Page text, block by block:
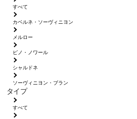
すべて
カベルネ・ソーヴィニヨン
メルロー
ピノ・ノワール
シャルドネ
ソーヴィニヨン・ブラン
タイプ
すべて